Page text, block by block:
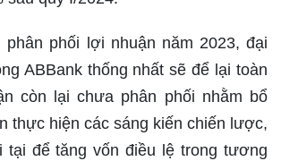
phối lợi nhuận năm 2023, đại
ABBank thống nhất sẽ để lại toàn
còn lại chưa phân phối nhằm bổ
thực hiện các sáng kiến chiến lược,
tại để tăng vốn điều lệ trong tương